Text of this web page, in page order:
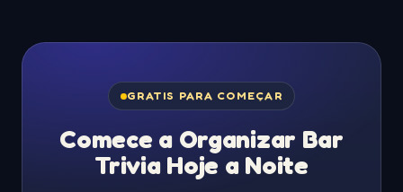
GRATIS PARA COMEÇAR
Comece a Organizar Bar
Trivia Hoje a Noite